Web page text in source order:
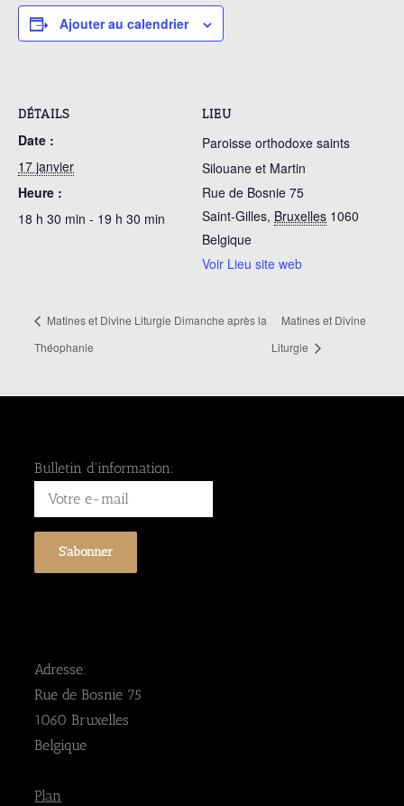
Ajouter au calendrier
DÉTAILS
Date :
17 janvier
Heure :
18 h 30 min - 19 h 30 min
LIEU
Paroisse orthodoxe saints
Silouane et Martin
Rue de Bosnie 75
Saint-Gilles, Bruxelles 1060
Belgique
Voir Lieu site web
Matines et Divine Liturgie Dimanche après la
Théophanie
Matines et Divine
Liturgie
Bulletin d'information:
Adresse:
Rue de Bosnie 75
1060 Bruxelles
Belgique
Plan